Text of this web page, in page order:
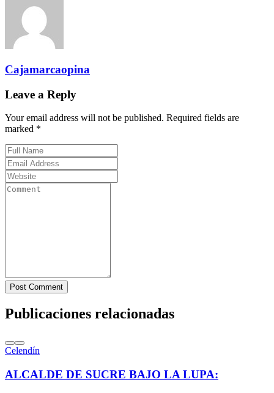
Cajamarcaopina
Leave a Reply
Your email address will not be published. Required fields are
marked *
Post Comment
Publicaciones relacionadas
Celendín
ALCALDE DE SUCRE BAJO LA LUPA: